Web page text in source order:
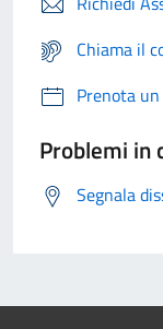
Chiama il
Prenota
Problemi in
Segnala